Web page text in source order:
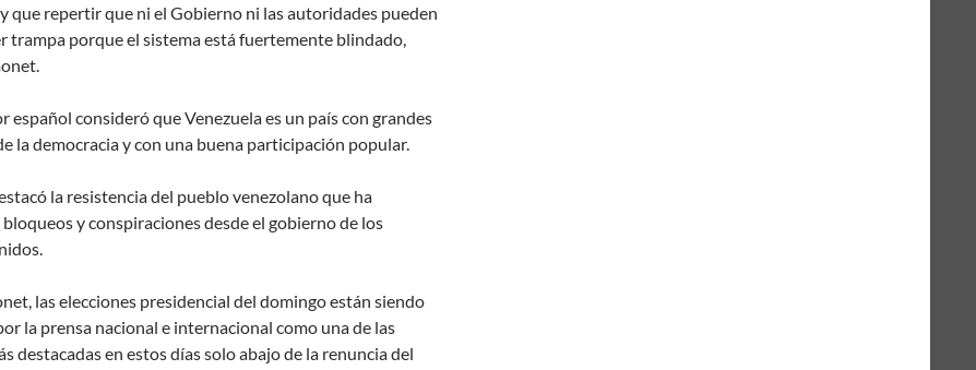
que repertir que ni el Gobierno ni las autoridades pueden
trampa porque el sistema está fuertemente blindado,
español consideró que Venezuela es un país con grandes
la democracia y con una buena participación popular.
la resistencia del pueblo venezolano que ha
y conspiraciones desde el gobierno de los
las elecciones presidencial del domingo están siendo
la prensa nacional e internacional como una de las
destacadas en estos días solo abajo de la renuncia del